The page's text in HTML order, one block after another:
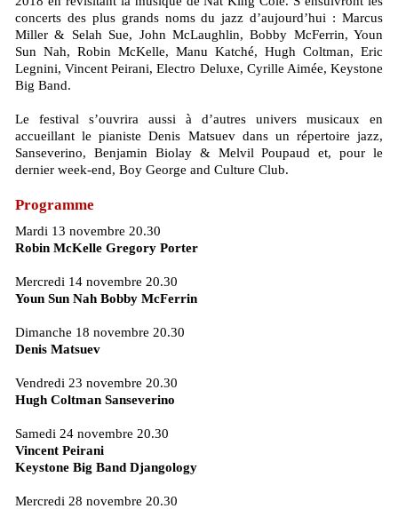
concerts des plus grands noms du jazz d’aujourd’hui : Marcus
Miller & Selah Sue, John McLaughlin, Bobby McFerrin, Youn
Sun Nah, Robin McKelle, Manu Katché, Hugh Coltman, Eric
Legnini, Vincent Peirani, Electro Deluxe, Cyrille Aimée, Keystone
Big Band.
Le festival s’ouvrira aussi à d’autres univers musicaux en
accueillant le pianiste Denis Matsuev dans un répertoire jazz,
Sanseverino, Benjamin Biolay & Melvil Poupaud et, pour le
dernier week-end, Boy George and Culture Club.
Programme
Mardi 13 novembre 20.30
Robin McKelle Gregory Porter
Mercredi 14 novembre 20.30
Youn Sun Nah Bobby McFerrin
Dimanche 18 novembre 20.30
Denis Matsuev
Vendredi 23 novembre 20.30
Hugh Coltman Sanseverino
Samedi 24 novembre 20.30
Vincent Peirani
Keystone Big Band Djangology
Mercredi 28 novembre 20.30